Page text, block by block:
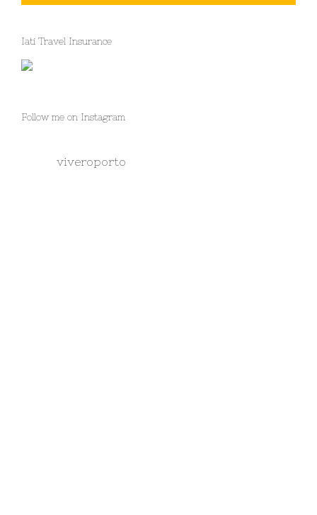
Iati Travel Insurance
Follow me on Instagram
viveroporto